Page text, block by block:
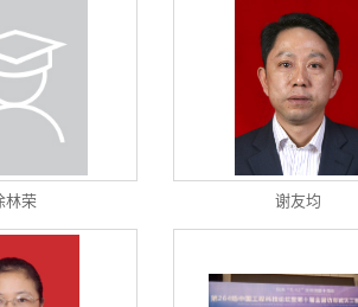
林荣 谢友均